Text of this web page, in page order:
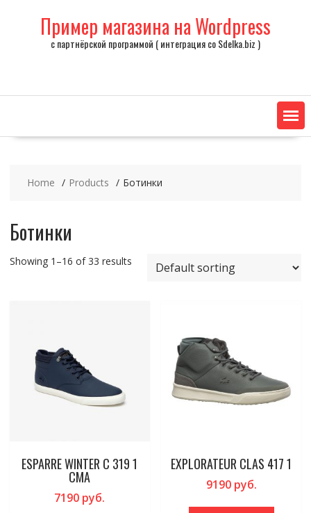
Пример магазина на Wordpress
с партнёрской программой ( интеграция со Sdelka.biz )
Home Products Ботинки
Ботинки
Showing 1–16 of 33 results
ESPARRE WINTER C 319 1
CMA
7190 руб.
EXPLORATEUR CLAS 417 1
9190руб.